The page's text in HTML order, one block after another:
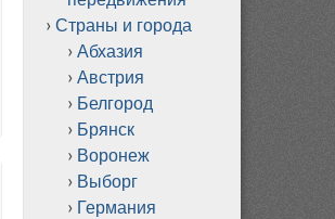
Страны и города
Абхазия
Австрия
Белгород
Брянск
Воронеж
Выборг
Германия